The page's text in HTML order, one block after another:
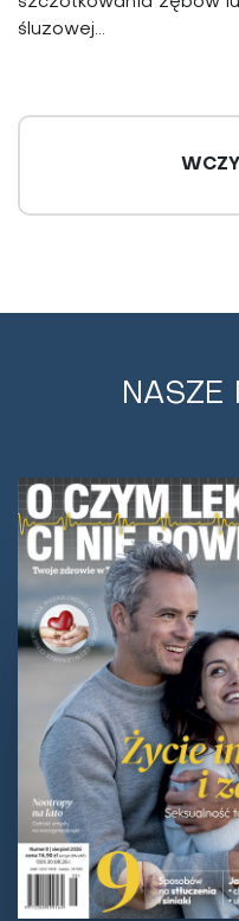
śluzowej...
sposoby leczenia
Coraz więcej
standardowych leków,
nowozsyntetyzowane
NASZE